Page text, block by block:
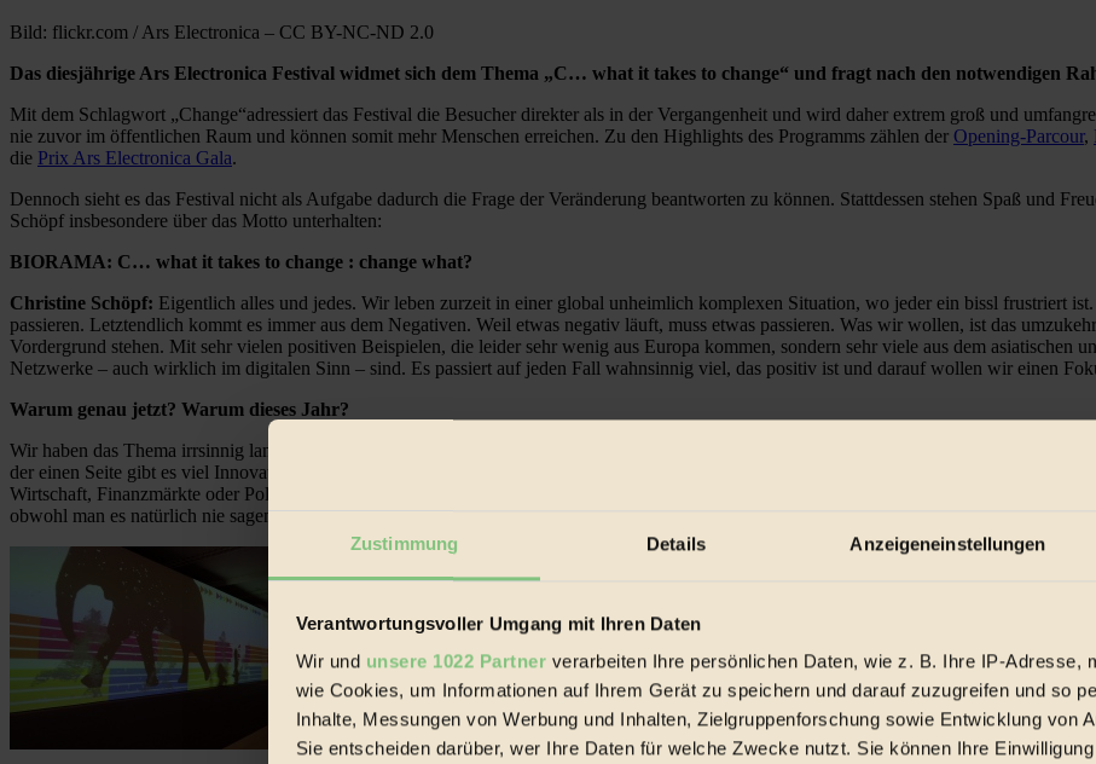
Zustimmung Details Anzeigeneinstellungen
Verantwortungsvoller Umgang mit Ihren Daten
Wir und unsere 1022 Partner verarbeiten Ihre persönlichen Daten, wie z. B. Ihre IP-Adresse,
wie Cookies, um Informationen auf Ihrem Gerät zu speichern und darauf zuzugreifen und so
Inhalte, Messungen von Werbung und Inhalten, Zielgruppenforschung sowie Entwicklung von
Sie entscheiden darüber, wer Ihre Daten für welche Zwecke nutzt. Sie können Ihre
Bild: flickr.com / Ars Electronica – CC BY-NC-ND 2.0
Das diesjährige Ars Electronica Festival widmet sich dem Thema „C… what it takes to change“ und fragt nach den notwendigen
Mit dem Schlagwort „Change“adressiert das Festival die Besucher direkter als in der Vergangenheit und wird daher extrem groß und
nie zuvor im öffentlichen Raum und können somit mehr Menschen erreichen. Zu den Highlights des Programms zählen der Opening-Parcour,
die Prix Ars Electronica Gala.
Dennoch sieht es das Festival nicht als Aufgabe dadurch die Frage der Veränderung beantworten zu können. Stattdessen stehen Spaß und
Schöpf insbesondere über das Motto unterhalten:
BIORAMA: C… what it takes to change : change what?
Christine Schöpf: Eigentlich alles und jedes. Wir leben zurzeit in einer global unheimlich komplexen Situation, wo jeder ein bissl frustriert
passieren. Letztendlich kommt es immer aus dem Negativen. Weil etwas negativ läuft, muss etwas passieren. Was wir wollen, ist das
Vordergrund stehen. Mit sehr vielen positiven Beispielen, die leider sehr wenig aus Europa kommen, sondern sehr viele aus dem asiatischen
Netzwerke – auch wirklich im digitalen Sinn – sind. Es passiert auf jeden Fall wahnsinnig viel, das positiv ist und darauf wollen wir einen
Warum genau jetzt? Warum dieses Jahr?
Wir haben das Thema irrsinnig lange diskutiert und wie immer geht es darum, 3 bis 4 Themen abzuwiegen. Letztendlich sind wir dann doch
der einen Seite gibt es viel Innovationsmöglichkeit und auf der anderen Seite diese, wie ich es nenne, Innovations-Tristesse – in Europa vor
Wirtschaft, Finanzmärkte oder Politik – mit den Krisen, die wir täglich erleben, verliert man den Optimismus leicht. Darum denke ich, dass
obwohl man es natürlich nie sagen kann.